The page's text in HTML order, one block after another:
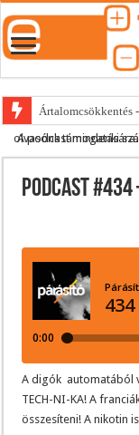
Ártalomcsökkentés
E-cigi használati
Párásító podcast
A podcast mindenki számára elérhető, de ehhez szükség van minél több olvasónk
Podcast
A digók automatából
TECH-NI-KA! A
összesíteni! A nikotin